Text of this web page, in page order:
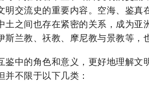
交流史的重要内容。空海、鉴
之间也存在紧密的关系，成为
兰教、祆教、摩尼教与景教等，
中的角色和意义，更好地理解
不限于以下几类：